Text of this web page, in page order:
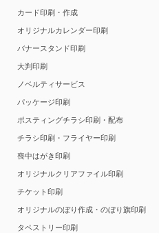
カード印刷・作成
オリジナルカレンダー印刷
バナースタンド印刷
大判印刷
ノベルティサービス
パッケージ印刷
ポスティングチラシ印刷・配布
チラシ印刷・フライヤー印刷
喪中はがき印刷
オリジナルクリアファイル印刷
チケット印刷
オリジナルのぼり作成・のぼり旗印刷
タペストリー印刷